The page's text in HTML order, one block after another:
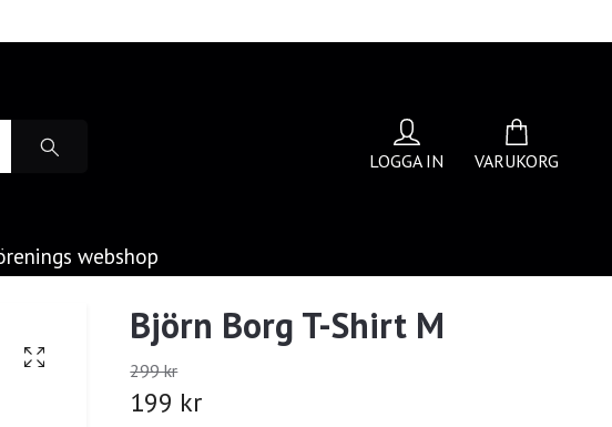
LOGGA IN VARUKORG
webshop
Björn Borg T-Shirt M
299 kr
199 kr